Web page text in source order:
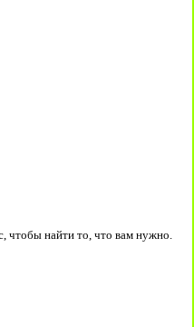
чтобы найти то, что вам нужно.